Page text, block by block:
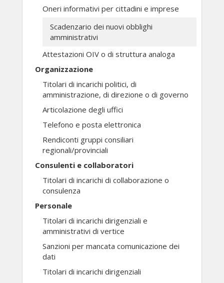
Oneri informativi per cittadini e imprese
Scadenzario dei nuovi obblighi
amministrativi
Attestazioni OIV o di struttura analoga
Organizzazione
Titolari di incarichi politici, di
amministrazione, di direzione o di governo
Articolazione degli uffici
Telefono e posta elettronica
Rendiconti gruppi consiliari
regionali/provinciali
Consulenti e collaboratori
Titolari di incarichi di collaborazione o
consulenza
Personale
Titolari di incarichi dirigenziali e
amministrativi di vertice
Sanzioni per mancata comunicazione dei
dati
Titolari di incarichi dirigenziali